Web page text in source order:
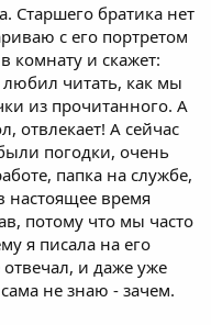
Старшего братика нет
с его портретом
комнату и скажет:
читать, как мы
из прочитанного. А
отвлекает! А сейчас
погодки, очень
папка на службе,
настоящее время
потому что мы часто
я писала на его
и даже уже
не знаю - зачем.